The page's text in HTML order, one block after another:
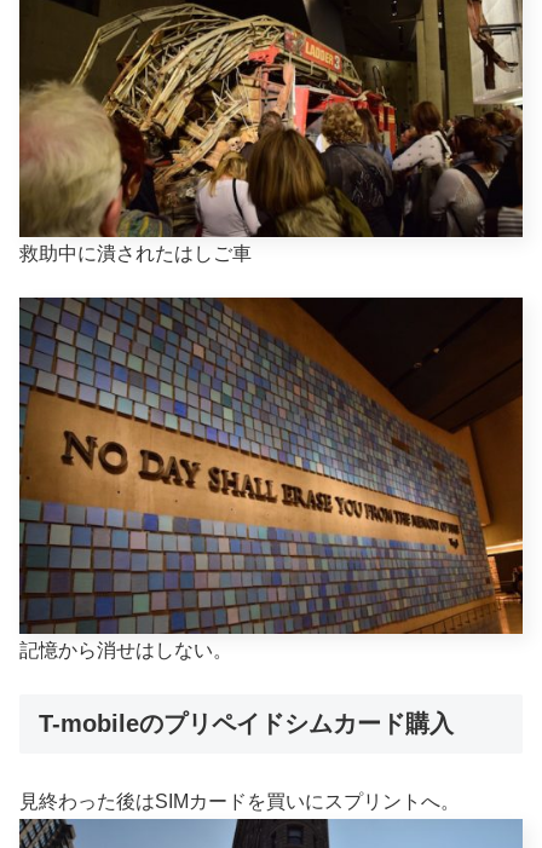
救助中に潰されたはしご車
記憶から消せはしない。
T-mobileのプリペイドシムカード購入
見終わった後はSIMカードを買いにスプリントへ。